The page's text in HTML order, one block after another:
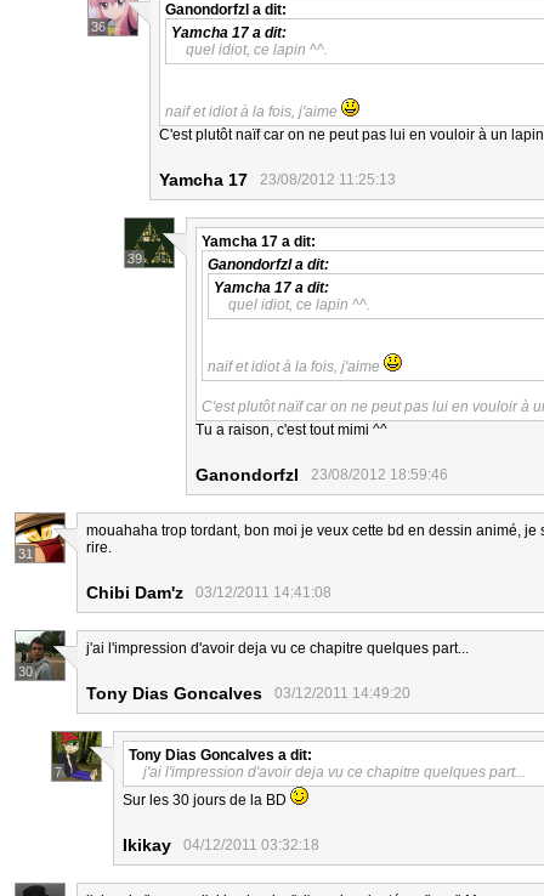
36
Ganondorfzl a dit:
Yamcha 17 a dit:
quel idiot, ce lapin ^^.
naif et idiot à la fois, j'aime
C'est plutôt naïf car on ne peut pas lui en vouloir à un
Yamcha 17 23/08/2012 11:25:13
39
Yamcha 17 a dit:
Ganondorfzla dit:
Yamcha 17 a dit:
quel idiot, ce lapin ^^.
naif et idiot à la fois, j'aime
C'est plutôt naïf car on ne peut pas lui en vouloir à
Tu a raison, c'est tout mimi ^^
Ganondorfzl 23/08/2012 18:59:46
31
mouahaha trop tordant, bon moi je veux cette bd en dessin animé,
rire.
Chibi Dam'z 03/12/2011 14:41:08
30
j'ai l'impression d'avoir deja vu ce chapitre quelques part...
Tony Dias Goncalves 03/12/2011 14:49:20
7
Tony Dias Goncalves a dit:
j'ai l'impression d'avoir deja vu ce chapitre quelques part...
Sur les 30 jours de la BD
Ikikay 04/12/2011 03:32:18